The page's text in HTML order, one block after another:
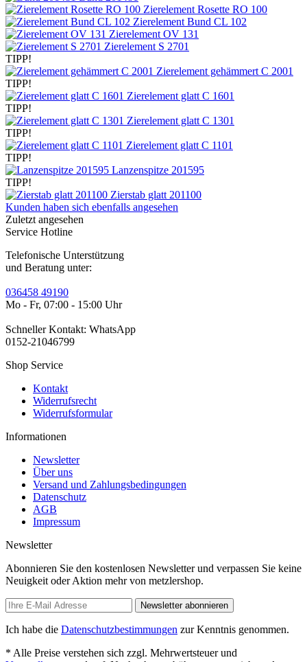
Zierelement Rosette RO 100
Zierelement Bund CL 102
Zierelement OV 131
Zierelement S 2701
TIPP!
Zierelement gehämmert C 2001
TIPP!
Zierelement glatt C 1601
TIPP!
Zierelement glatt C 1301
TIPP!
Zierelement glatt C 1101
TIPP!
Lanzenspitze 201595
TIPP!
Zierstab glatt 201100
Kunden haben sich ebenfalls angesehen
Zuletzt angesehen
Service Hotline
Telefonische Unterstützung
und Beratung unter:
036458 49190
Mo - Fr, 07:00 - 15:00 Uhr
Schneller Kontakt: WhatsApp
0152-21046799
Shop Service
Kontakt
Widerrufsrecht
Widerrufsformular
Informationen
Newsletter
Über uns
Versand und Zahlungsbedingungen
Datenschutz
AGB
Impressum
Newsletter
Abonnieren Sie den kostenlosen Newsletter und verpassen Sie keine
Neuigkeit oder Aktion mehr von metzlershop.
Newsletter abonnieren
Ich habe die Datenschutzbestimmungen zur Kenntnis genommen.
* Alle Preise verstehen sich zzgl. Mehrwertsteuer und